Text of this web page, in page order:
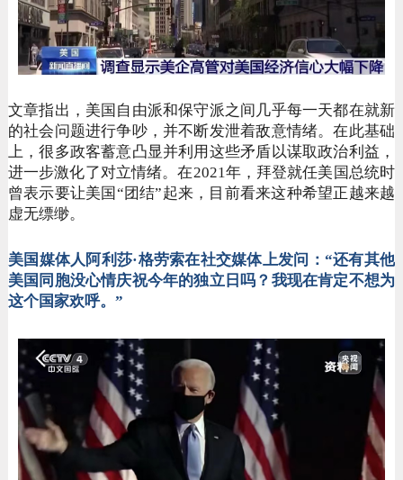
文章指出，美国自由派和保守派之间几乎每一天都在就新
的社会问题进行争吵，并不断发泄着敌意情绪。在此基础
上，很多政客蓄意凸显并利用这些矛盾以谋取政治利益，
进一步激化了对立情绪。在2021年，拜登就任美国总统时
曾表示要让美国“团结”起来，目前看来这种希望正越来越
虚无缥缈。
美国媒体人阿利莎·格劳索在社交媒体上发问：“还有其他
美国同胞没心情庆祝今年的独立日吗？我现在肯定不想为
这个国家欢呼。”